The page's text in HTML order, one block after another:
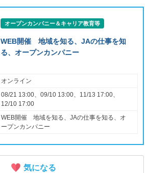
オープンカンパニー＆キャリア教育等
WEB開催 地域を知る、JAの仕事を知
る、オープンカンパニー
オンライン
08/21 13:00、09/10 13:00、11/13 17:00、
12/10 17:00
WEB開催 地域を知る、JAの仕事を知る、オ
ープンカンパニー
気になる